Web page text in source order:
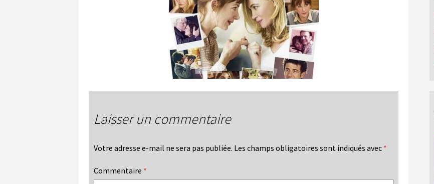
Laisser un commentaire
Votre adresse e-mail ne sera pas publiée. Les champs obligatoires sont indiqués avec *
Commentaire *